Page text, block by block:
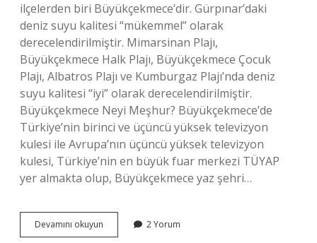
ilçelerden biri Büyükçekmece’dir. Gürpınar’daki
deniz suyu kalitesi “mükemmel” olarak
derecelendirilmiştir. Mimarsinan Plajı,
Büyükçekmece Halk Plajı, Büyükçekmece Çocuk
Plajı, Albatros Plajı ve Kumburgaz Plajı’nda deniz
suyu kalitesi “iyi” olarak derecelendirilmiştir.
Büyükçekmece Neyi Meşhur? Büyükçekmece’de
Türkiye’nin birinci ve üçüncü yüksek televizyon
kulesi ile Avrupa’nın üçüncü yüksek televizyon
kulesi, Türkiye’nin en büyük fuar merkezi TÜYAP
yer almakta olup, Büyükçekmece yaz şehri…
Devamını okuyun Büyükçekmece
Güzel
2 Yorum